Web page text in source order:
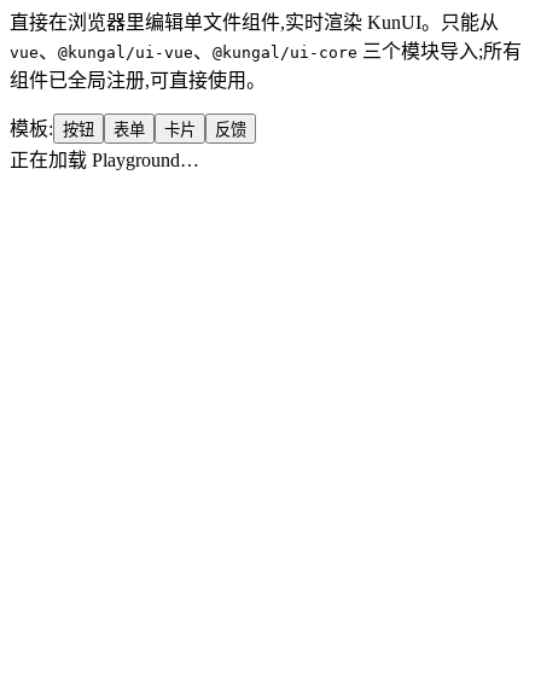
直接在浏览器里编辑单文件组件,实时渲染 KunUI。只能从
vue、 @kungal/ui-vue、 @kungal/ui-core 三个模块导入;所有
组件已全局注册,可直接使用。
模板: 按钮 表单 卡片 反馈
正在加载 Playground…